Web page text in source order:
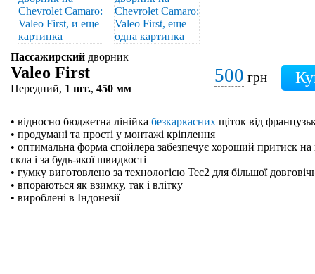
Пассажирский дворник
Valeo First
Передний, 1 шт., 450 мм
500 грн
• відносно бюджетна лінійка безкаркасних щіток від
• продумані та прості у монтажі кріплення
• оптимальна форма спойлера забезпечує хороший притиск на
скла і за будь-якої швидкості
• гумку виготовлено за технологією Tec2 для більшої
• впораються як взимку, так і влітку
• вироблені в Індонезії